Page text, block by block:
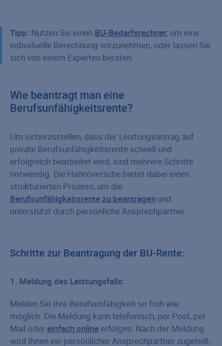
Tipp: Nutzen Sie einen BU-Bedarfsrechner, um eine
individuelle Berechnung vorzunehmen, oder lassen Sie
sich von einem Experten beraten.
Wie beantragt man eine
Berufsunfähigkeitsrente?
Um sicherzustellen, dass der Leistungsantrag auf
private Berufsunfähigkeitsrente schnell und
erfolgreich bearbeitet wird, sind mehrere Schritte
notwendig. Die Hannoversche bietet dabei einen
strukturierten Prozess, um die
Berufsunfähigkeitsrente zu beantragen und
unterstützt durch persönliche Ansprechpartner.
Schritte zur Beantragung der BU-Rente:
1. Meldung des Leistungsfalls:
Melden Sie Ihre Berufsunfähigkeit so früh wie
möglich. Die Meldung kann telefonisch, per Post, per
Mail oder einfach online erfolgen. Nach der Meldung
wird Ihnen ein persönlicher Ansprechpartner zugeteilt,